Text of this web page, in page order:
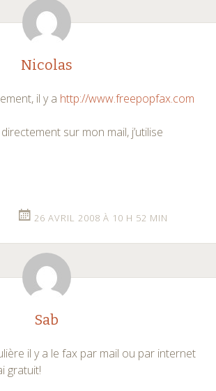
Nicolas
il y a http://www.freepopfax.com
sur mon mail, j’utilise
26 AVRIL 2008 À 10 H 52 MIN
Sab
il y a le fax par mail ou par internet
gratuit!